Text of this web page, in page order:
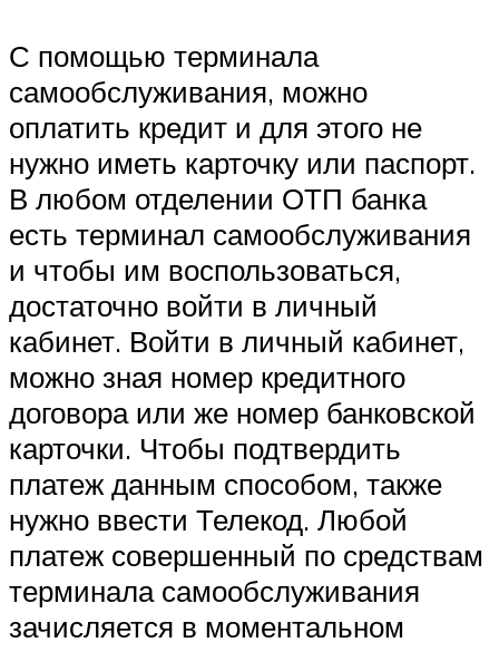
С помощью терминала
самообслуживания, можно
оплатить кредит и для этого не
нужно иметь карточку или паспорт.
В любом отделении ОТП банка
есть терминал самообслуживания
и чтобы им воспользоваться,
достаточно войти в личный
кабинет. Войти в личный кабинет,
можно зная номер кредитного
договора или же номер банковской
карточки. Чтобы подтвердить
платеж данным способом, также
нужно ввести Телекод. Любой
платеж совершенный по средствам
терминала самообслуживания
зачисляется в моментальном